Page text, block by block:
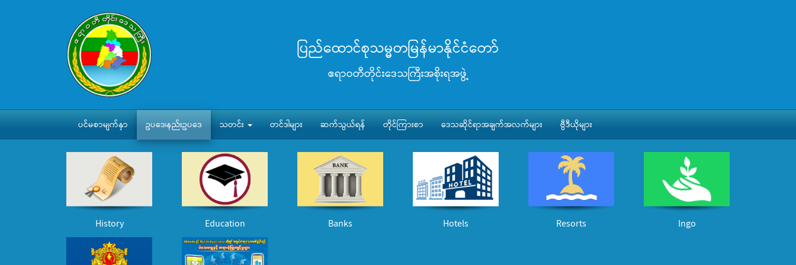
ပြည်ထောင်စုသမ္မတမြန်မာနိုင်ငံတော်
ဧရာဝတီတိုင်းဒေသကြီးအစိုးရအဖွဲ့
ပင်မစာမျက်နှာ ဥပဒေ၊နည်းဥပဒေ သတင်း တင်ဒါများ ဆက်သွယ်ရန် တိုင်ကြားစာ ဒေသဆိုင်ရာအချက်အလက်များ ဗွီဒီယိုများ
History Education Banks Hotels Resorts Ingo